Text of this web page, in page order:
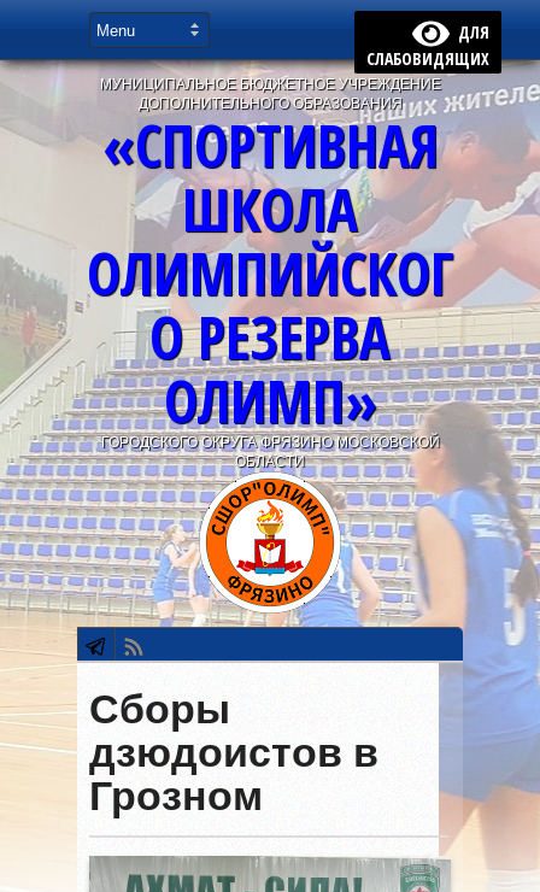
ДЛЯ
СЛАБОВИДЯЩИХ
МУНИЦИПАЛЬНОЕ БЮДЖЕТНОЕ УЧРЕЖДЕНИЕ
ДОПОЛНИТЕЛЬНОГО ОБРАЗОВАНИЯ
«СПОРТИВНАЯ
ШКОЛА
ОЛИМПИЙСКОГ
О РЕЗЕРВА
ОЛИМП»
ГОРОДСКОГО ОКРУГА ФРЯЗИНО МОСКОВСКОЙ
ОБЛАСТИ
Сборы
дзюдоистов в
Грозном